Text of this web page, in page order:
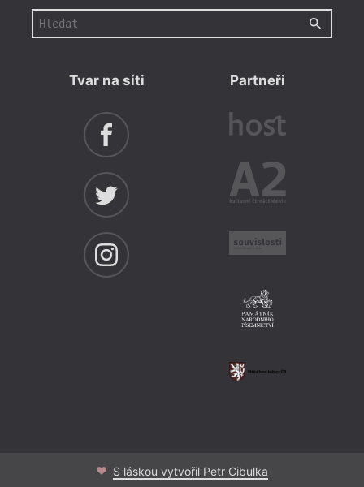
Tvar na síti Partneři
S láskou vytvořil Petr Cibulka